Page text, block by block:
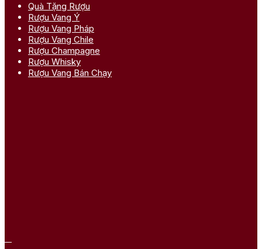
Quà Tặng Rượu
Rượu Vang Ý
Rượu Vang Pháp
Rượu Vang Chile
Rượu Champagne
Rượu Whisky
Rượu Vang Bán Chạy